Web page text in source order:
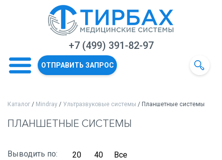
+7 (499) 391-82-97
ОТПРАВИТЬ ЗАПРОС
Каталог / Mindray / Ультразвуковые системы / Планшетные системы
ПЛАНШЕТНЫЕ СИСТЕМЫ
Выводить по: 20 40 Все